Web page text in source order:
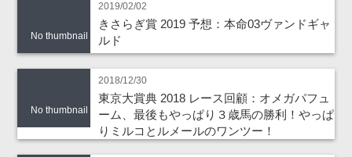
No thumbnail
2019/02/02
きさらぎ賞 2019 予想：本命03ヴァンドギャ
ルド
No thumbnail
2018/12/30
東京大賞典 2018 レース回顧：オメガパフュ
ーム、最後もやっぱり３歳馬の勝利！やっぱ
りミルコとルメールのワンツー！